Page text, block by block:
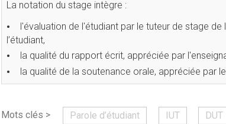
La notation du stage intègre :
l'évaluation de l'étudiant par le tuteur de stage
l’étudiant,
la qualité du rapport écrit, appréciée par
la qualité de la soutenance orale, appréciée par
Mots clés > Parole d’étudiant IUT